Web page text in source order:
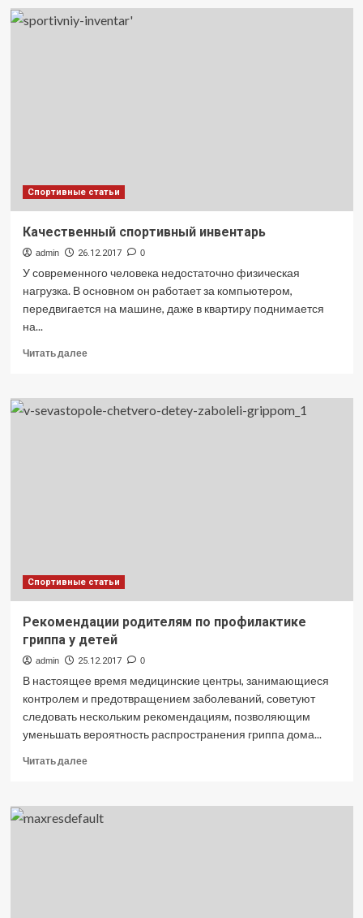
Ректороманоскопия
в
Спортивные статьи
Качественный спортивный инвентарь
admin 26.12.2017 0
У современного человека недостаточно физическая
нагрузка. В основном он работает за компьютером,
передвигается на машине, даже в квартиру поднимается
на...
Читать далееПрочитать
Качественный
спортивный
Спортивные статьи
Рекомендации родителям по профилактике
гриппа у детей
admin 25.12.2017 0
В настоящее время медицинские центры, занимающиеся
контролем и предотвращением заболеваний, советуют
следовать нескольким рекомендациям, позволяющим
уменьшать вероятность распространения гриппа дома...
Читать далееПрочитать
Рекомендации
родителям